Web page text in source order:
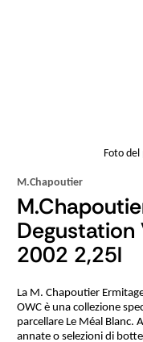
Foto
M.Chapoutier
2002 2,25l
La M. Chapoutier
OWC è una collezione
parcellare Le Méal Blanc.
annate o selezioni di